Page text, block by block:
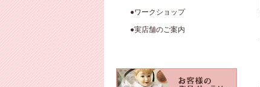
●ワークショップ
●実店舗のご案内